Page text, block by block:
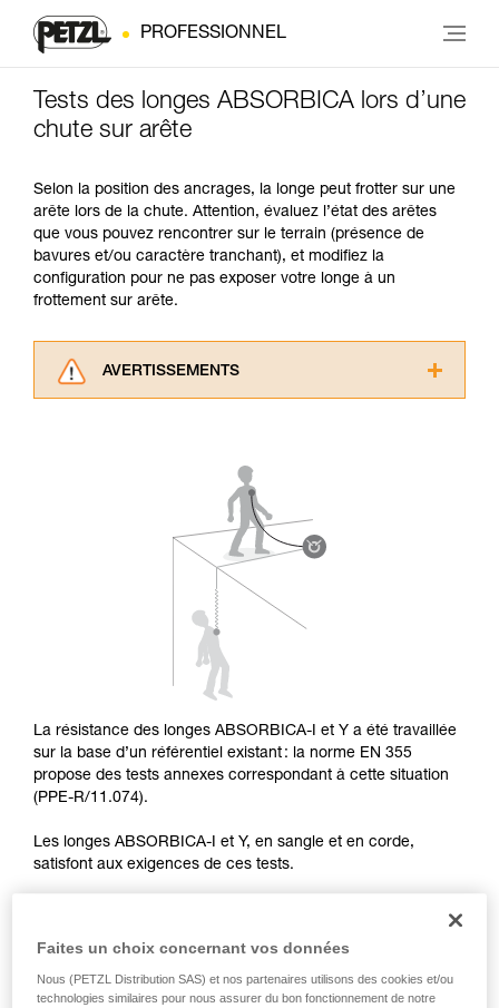
PROFESSIONNEL
Tests des longes ABSORBICA lors d’une
chute sur arête
Selon la position des ancrages, la longe peut frotter sur une
arête lors de la chute. Attention, évaluez l’état des arêtes
que vous pouvez rencontrer sur le terrain (présence de
bavures et/ou caractère tranchant), et modifiez la
configuration pour ne pas exposer votre longe à un
frottement sur arête.
AVERTISSEMENTS
informations de la notice technique pour
pouvoir comprendre ce complément
Maîtriser ces techniques nécessite une
formation et un entraînement spécifique. Validez
avec un professionnel votre capacité à refaire
la manipulation, seul, en toute sécurité, avant
de la reproduire en autonomie.
Nous donnons des exemples de techniques
liées à votre activité. Il peut en exister d’autres
que nous ne décrivons pas ici.
La résistance des longes ABSORBICA-I et Y a été travaillée
sur la base d’un référentiel existant : la norme EN 355
propose des tests annexes correspondant à cette situation
(PPE-R/11.074).
Les longes ABSORBICA-I et Y, en sangle et en corde,
satisfont aux exigences de ces tests.
Faites un choix concernant vos données
Nous (PETZL Distribution SAS) et nos partenaires utilisons des cookies et/ou
technologies similaires pour nous assurer du bon fonctionnement de notre